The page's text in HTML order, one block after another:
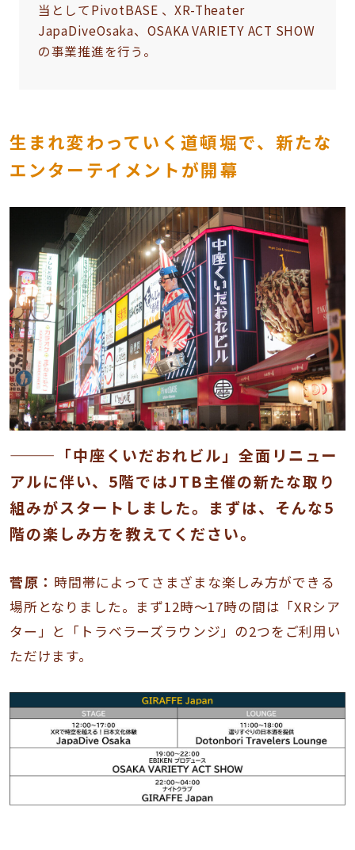
当としてPivotBASE 、XR-Theater
JapaDiveOsaka、OSAKA VARIETY ACT SHOW
の事業推進を行う。
生まれ変わっていく道頓堀で、新たな
エンターテイメントが開幕
———「中座くいだおれビル」全面リニュー
アルに伴い、5階ではJTB主催の新たな取り
組みがスタートしました。まずは、そんな5
階の楽しみ方を教えてください。
菅原： 時間帯によってさまざまな楽しみ方ができる
場所となりました。まず12時〜17時の間は「XRシア
ター」と「トラベラーズラウンジ」の2つをご利用い
ただけます。